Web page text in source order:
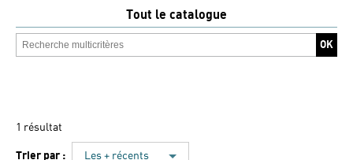
Tout le catalogue
1 résultat
Trier par : Les + récents